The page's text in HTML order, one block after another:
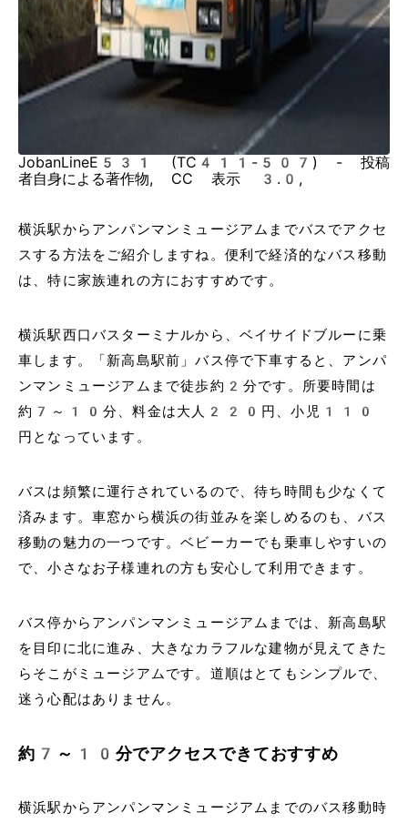
JobanLineE531 (TC411-507) - 投稿
者自身による著作物, CC 表示 3.0,
横浜駅からアンパンマンミュージアムまでバスでアクセ
スする方法をご紹介しますね。便利で経済的なバス移動
は、特に家族連れの方におすすめです。
横浜駅西口バスターミナルから、ベイサイドブルーに乗
車します。「新高島駅前」バス停で下車すると、アンパ
ンマンミュージアムまで徒歩約2分です。所要時間は
約7～10分、料金は大人220円、小児110
円となっています。
バスは頻繁に運行されているので、待ち時間も少なくて
済みます。車窓から横浜の街並みを楽しめるのも、バス
移動の魅力の一つです。ベビーカーでも乗車しやすいの
で、小さなお子様連れの方も安心して利用できます。
バス停からアンパンマンミュージアムまでは、新高島駅
を目印に北に進み、大きなカラフルな建物が見えてきた
らそこがミュージアムです。道順はとてもシンプルで、
迷う心配はありません。
約7～10分でアクセスできておすすめ
横浜駅からアンパンマンミュージアムまでのバス移動時